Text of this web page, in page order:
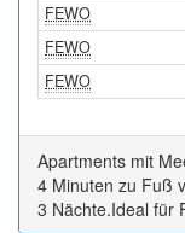
FEWO
FEWO
FEWO
Apartments mit
4 Minuten zu Fuß
3 Nächte.Ideal für